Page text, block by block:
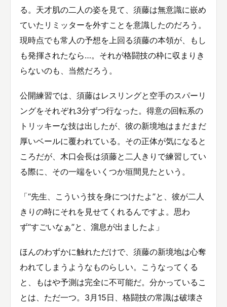
る。天才肌の二人の姿を見て、須藤は無意識に嵌め
ていたリミッターを外すことを意識したのだろう。
現時点でも常人の予想を上回る須藤の本領が、もし
も発揮されたなら…。それが格闘技の枠に収まりき
らないのも、当然だろう。
公開練習では、須藤はレスリングと空手のスパーリ
ングをそれぞれ3分ずつ行なった。得意の回転系の
トリッキーな技は出したが、彼の新境地はまだまだ
厚いベールに覆われている。その正体が気になると
ころだが、木口会長は須藤と二人きりで練習してい
る際に、その一端をいくつか垣間見たという。
「“先生、こういう技を身につけたよ”と、彼が二人
きりの時にそれを見せてくれるんですよ。思わ
ず“すごいなぁ”と、溜息が出ましたよ」
ほんのわずかに触れただけで、須藤の新境地は心奪
われてしまうようなものらしい。こうなってくる
と、もはや予測は完全に不可能だ。分かっているこ
とは、ただ一つ。3月15日、格闘技の常識は破壊さ